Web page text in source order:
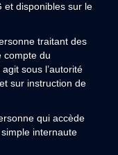
et disponibles sur le
traitant des
compte du
sous l’autorité
sur instruction de
qui accède
internaute